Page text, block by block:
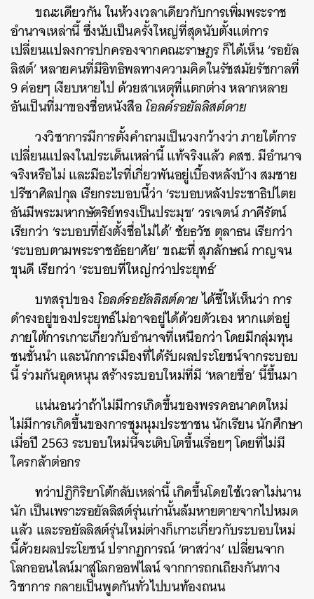
ขณะเดียวกัน ในห้วงเวลาเดียวกับการเพิ่มพระราช
อำนาจเหล่านี้ ซึ่งนับเป็นครั้งใหญ่ที่สุดนับตั้งแต่การ
เปลี่ยนแปลงการปกครองจากคณะราษฎร ก็ได้เห็น ‘รอยัล
ลิสต์’ หลายคนที่มีอิทธิพลทางความคิดในรัชสมัยรัชกาลที่
9 ค่อยๆ เงียบหายไป ด้วยสาเหตุที่แตกต่าง หลากหลาย
อันเป็นที่มาของชื่อหนังสือโอลด์รอยัลลิสต์ดาย
วงวิชาการมีการตั้งคำถามเป็นวงกว้างว่า ภายใต้การ
เปลี่ยนแปลงในประเด็นเหล่านี้ แท้จริงแล้ว คสช. มีอำนาจ
จริงหรือไม่ และมีอะไรที่เกี่ยวพันอยู่เบื้องหลังบ้าง สมชาย
ปรีชาศิลปกุล เรียกระบอบนี้ว่า ‘ระบอบหลังประชาธิปไตย
อันมีพระมหากษัตริย์ทรงเป็นประมุข’ วรเจตน์ ภาคีรัตน์
เรียกว่า ‘ระบอบที่ยังตั้งชื่อไม่ได้’ ชัยธวัช ตุลาธน เรียกว่า
‘ระบอบตามพระราชอัธยาศัย’ ขณะที่ สุภลักษณ์ กาญจน
ขุนดี เรียกว่า ‘ระบอบที่ใหญ่กว่าประยุทธ์’
บทสรุปของโอลด์รอยัลลิสต์ดายได้ชี้ให้เห็นว่า การ
ดำรงอยู่ของประยุทธ์ไม่อาจอยู่ได้ด้วยตัวเอง หากแต่อยู่
ภายใต้การเกาะเกี่ยวกับอำนาจที่เหนือกว่า โดยมีกลุ่มทุน
ชนชั้นนำ และนักการเมืองที่ได้รับผลประโยชน์จากระบอบ
นี้ ร่วมกันอุดหนุน สร้างระบอบใหม่ที่มี ‘หลายชื่อ’ นี้ขึ้นมา
แน่นอนว่าถ้าไม่มีการเกิดขึ้นของพรรคอนาคตใหม่
ไม่มีการเกิดขึ้นของการชุมนุมประชาชน นักเรียน นักศึกษา
เมื่อปี 2563 ระบอบใหม่นี้จะเติบโตขึ้นเรื่อยๆ โดยที่ไม่มี
ใครกล้าต่อกร
ทว่าปฏิกิริยาโต้กลับเหล่านี้ เกิดขึ้นโดยใช้เวลาไม่นาน
นัก เป็นเพราะรอยัลลิสต์รุ่นเก่านั้นล้มหายตายจากไปหมด
แล้ว และรอยัลลิสต์รุ่นใหม่ต่างก็เกาะเกี่ยวกับระบอบใหม่
นี้ด้วยผลประโยชน์ ปรากฏการณ์ ‘ตาสว่าง’ เปลี่ยนจาก
โลกออนไลน์มาสู่โลกออฟไลน์ จากการถกเถียงกันทาง
วิชาการ กลายเป็นพูดกันทั่วไปบนท้องถนน